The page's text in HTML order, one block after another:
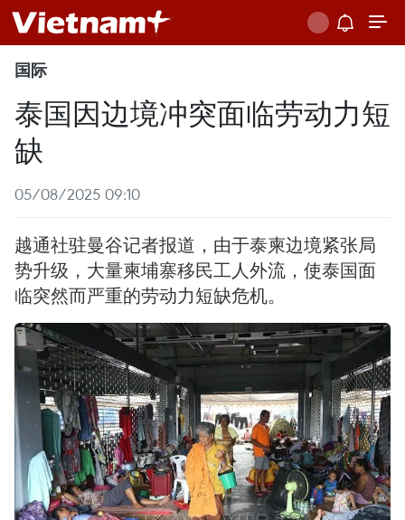
国际
泰国因边境冲突面临劳动力短
缺
05/08/2025 09:10
越通社驻曼谷记者报道，由于泰柬边境紧张局
势升级，大量柬埔寨移民工人外流，使泰国面
临突然而严重的劳动力短缺危机。